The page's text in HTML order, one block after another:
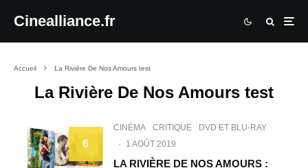
Cinealliance.fr
Accueil La Rivière De Nos Amours test
La Rivière De Nos Amours test
6
CINÉMA CRITIQUE
DVD ET BLU-RAY
·
1 AOÛT 2019
LA RIVIÈRE DE NOS AMOURS :